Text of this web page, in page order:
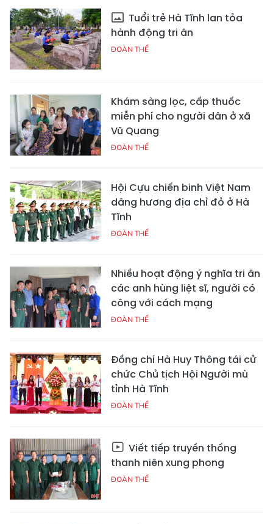
Tuổi trẻ Hà Tĩnh lan tỏa
hành động tri ân
ĐOÀN THỂ
Khám sàng lọc, cấp thuốc
miễn phí cho người dân ở xã
Vũ Quang
ĐOÀN THỂ
Hội Cựu chiến binh Việt Nam
dâng hương địa chỉ đỏ ở Hà
Tĩnh
ĐOÀN THỂ
Nhiều hoạt động ý nghĩa tri ân
các anh hùng liệt sĩ, người có
công với cách mạng
ĐOÀN THỂ
Đồng chí Hà Huy Thông tái cử
chức Chủ tịch Hội Người mù
tỉnh Hà Tĩnh
ĐOÀN THỂ
Viết tiếp truyền thống
thanh niên xung phong
ĐOÀN THỂ